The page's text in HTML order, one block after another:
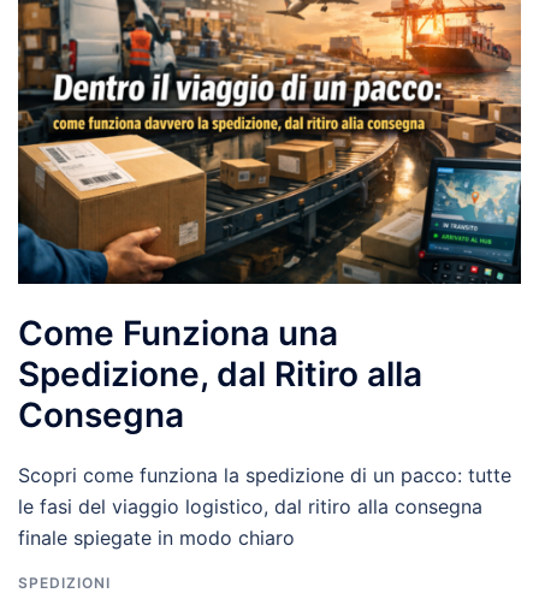
Come Funziona una
Spedizione, dal Ritiro alla
Consegna
Scopri come funziona la spedizione di un pacco: tutte
le fasi del viaggio logistico, dal ritiro alla consegna
finale spiegate in modo chiaro
SPEDIZIONI